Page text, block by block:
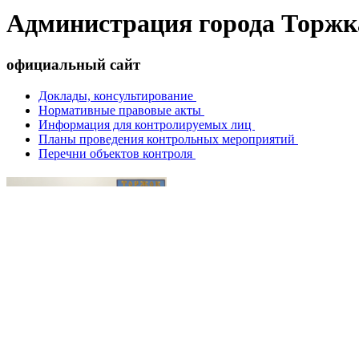
Администрация города
официальный сайт
Доклады, консультирование
Нормативные правовые акты
Информация для контролируемых лиц
Планы проведения контрольных мероприятий
Перечни объектов контроля